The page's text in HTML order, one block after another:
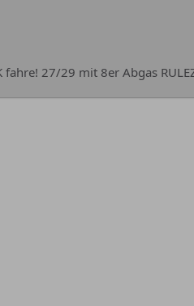
27/29 mit 8er Abgas